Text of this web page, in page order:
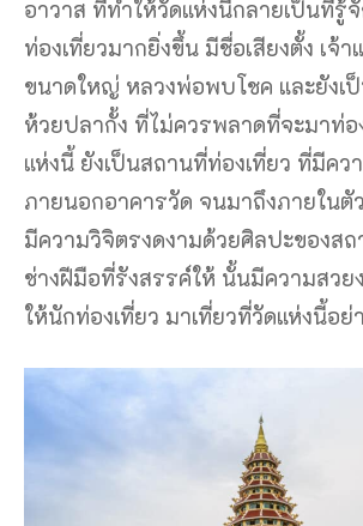
อาวาส ที่ทำให้วัดแห่งนี้กลายเป็นที่รู้
ท่องเที่ยวมากยิ่งขึ้น มีชื่อเสียงตั้ง เจ้
ขนาดใหญ่ หลวงพ่อพบโชค และยังเ
ห้วยปลากั้ง ที่ไม่ควรพลาดที่จะมาท่อ
แห่งนี้ ยังเป็นสถานที่ท่องเที่ยว ที่มีคว
ภายนอกอาคารวัด จนมาถึงภายในตั
มีความวิจิตรงดงามด้วยศิลปะของส
ช่างฝีมือที่รังสรรค์ให้ นั้นมีความสวย
ให้นักท่องเที่ยว มาเที่ยวที่วัดแห่งนี้อย่